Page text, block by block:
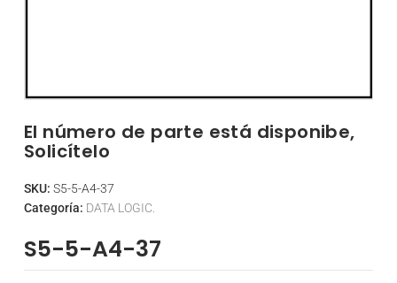
El número de parte está disponibe,
Solicítelo
SKU: S5-5-A4-37
Categoría: DATA LOGIC.
S5-5-A4-37